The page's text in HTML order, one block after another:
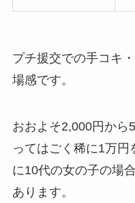
プチ援交での手コキ
場感です。
おおよそ2,000円から
ってはごく稀に1万
に10代の女の子の場
あります。